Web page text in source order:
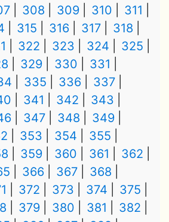
308 309 310
311
315 316 317
318
322 323 324
325
329 330
331
335 336
337
341 342
343
347 348
349
353 354
355
359 360 361
362
366 367
368
372 373 374
375
379 380 381
382